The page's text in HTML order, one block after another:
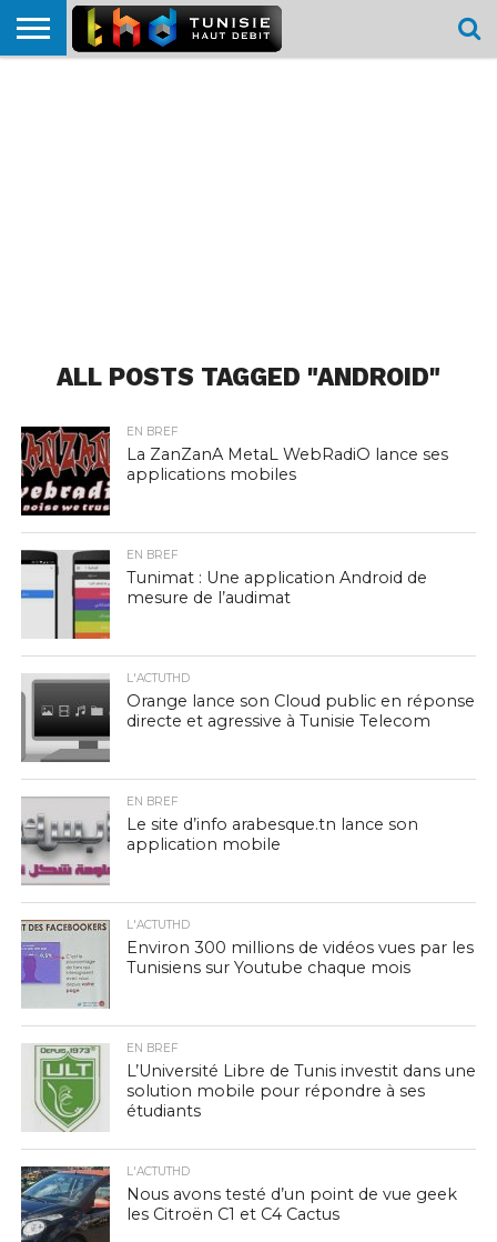
ALL POSTS TAGGED "ANDROID"
EN BREF
La ZanZanA MetaL WebRadiO lance ses
applications mobiles
EN BREF
Tunimat : Une application Android de
mesure de l’audimat
L'ACTUTHD
Orange lance son Cloud public en réponse
directe et agressive à Tunisie Telecom
EN BREF
Le site d’info arabesque.tn lance son
application mobile
L'ACTUTHD
Environ 300 millions de vidéos vues par les
Tunisiens sur Youtube chaque mois
EN BREF
L’Université Libre de Tunis investit dans une
solution mobile pour répondre à ses
étudiants
L'ACTUTHD
Nous avons testé d’un point de vue geek
les Citroën C1 et C4 Cactus